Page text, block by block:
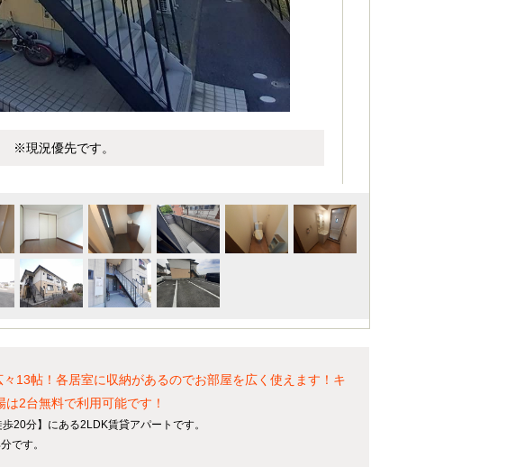
※現況優先です。
13帖！各居室に収納があるのでお部屋を広く使えます！キ
2台無料で利用可能です！
20分】にある2LDK賃貸アパートです。
です。